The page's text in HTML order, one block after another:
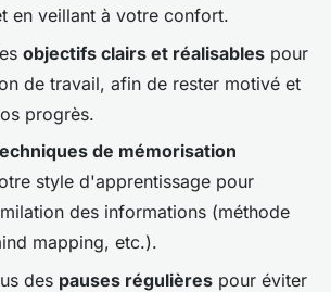
en veillant à votre confort.
objectifs clairs et réalisables pour
de travail, afin de rester motivé et
progrès.
de mémorisation
style d'apprentissage pour
des informations (méthode
mapping, etc.).
des pauses régulières pour éviter